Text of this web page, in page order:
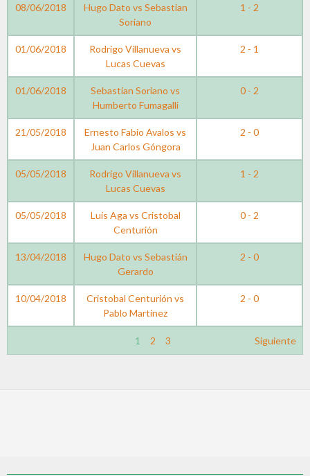
08/06/2018
Hugo Dato vs Sebastian
Soriano
1 - 2
01/06/2018
Rodrigo Villanueva vs
Lucas Cuevas
2 - 1
01/06/2018
Sebastian Soriano vs
Humberto Fumagalli
0 - 2
21/05/2018
Ernesto Fabio Avalos vs
Juan Carlos Góngora
2 - 0
05/05/2018
Rodrigo Villanueva vs
Lucas Cuevas
1 - 2
05/05/2018
Luís Aga vs Cristobal
Centurión
0 - 2
13/04/2018
Hugo Dato vs Sebastián
Gerardo
2 - 0
10/04/2018
Cristobal Centurión vs
Pablo Martínez
2 - 0
1 2 3 Siguiente